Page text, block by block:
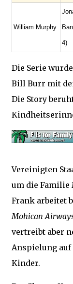
William Murphy
4)
Die Serie
Bill Burr mit
Die Story
Vereinigten
um die Familie
Frank arbeitet
Mohican
vertreibt aber
Anspielung
Kinder.